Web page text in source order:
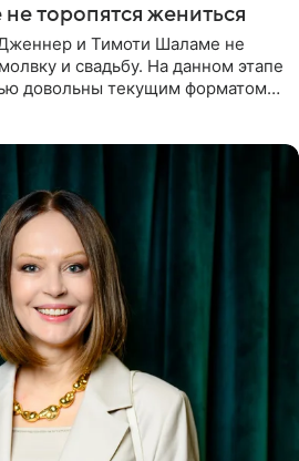
торопятся жениться
и Тимоти Шаламе не
и свадьбу. На данном этапе
довольны текущим форматом